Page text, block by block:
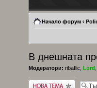
Начало форум ‹
В днешната
Модератори: ribaflic Lord
Публикувай нова